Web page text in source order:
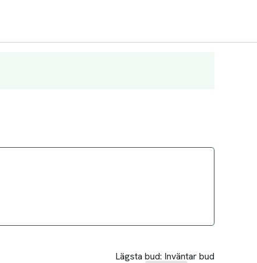
Lägsta bud: Inväntar bud